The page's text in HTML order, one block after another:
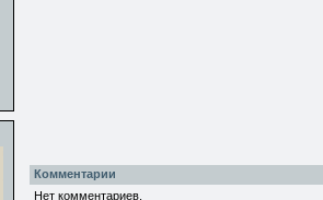
Комментарии
Нет комментариев.